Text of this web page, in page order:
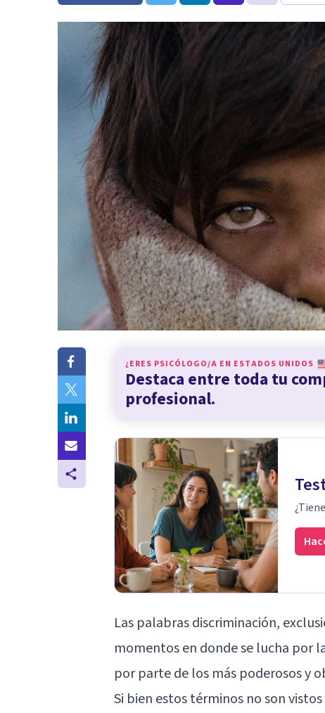
¿ERES PSICÓLOGO/A EN ESTADOS UNIDOS
Destaca entre toda tu
profesional.
Las palabras discriminación,
momentos en donde se lucha por
por parte de los más poderosos y
Si bien estos términos no son